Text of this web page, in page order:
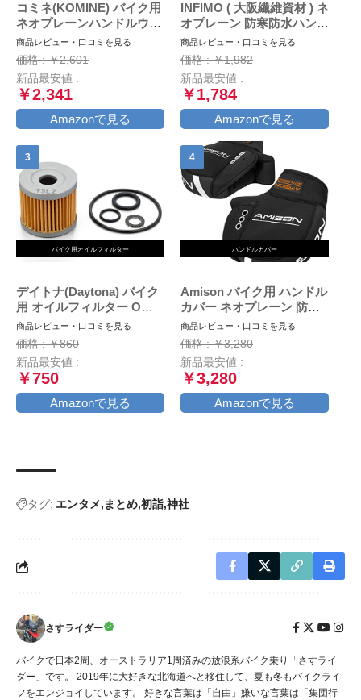
コミネ(KOMINE) バイク用
ネオプレーンハンドルウォ
ーマー/ハンドルカバー ブ
ラック/グレー フリー AK-
021 345
商品レビュー・口コミを見る
価格 : ￥2,601
新品最安値 :
￥2,341
Amazonで見る
INFIMO ( 大阪繊維資材 ) ネ
オプレーン 防寒防水ハンド
ルカバー ブラック WNHC-
03
商品レビュー・口コミを見る
価格 : ￥1,982
新品最安値 :
￥1,784
Amazonで見る
バイク用オイルフィルター
デイトナ(Daytona) バイク
用 オイルフィルター Oリ
ング ドレンワッシャー ア
ドレスV125/G/S 等 オイル
交換パーフェクトセット
18058 通しNo:S-36
商品レビュー・口コミを見る
価格 : ￥860
新品最安値 :
￥750
Amazonで見る
ハンドルカバー
Amison バイク用 ハンドル
カバー ネオプレーン 防寒
防水 防風 ハンドルウォー
マー 保温 反射コーティン
グ付き
商品レビュー・口コミを見る
価格 : ￥3,280
新品最安値 :
￥3,280
Amazonで見る
タグ: エンタメ まとめ 初詣 神社
さすライダー
バイクで日本2周、オーストラリア1周済みの放浪系バイク乗り「さすライ
ダー」です。 2019年に大好きな北海道へと移住して、夏も冬もバイクライ
フをエンジョイしています。 好きな言葉は「自由」嫌いな言葉は「集団行